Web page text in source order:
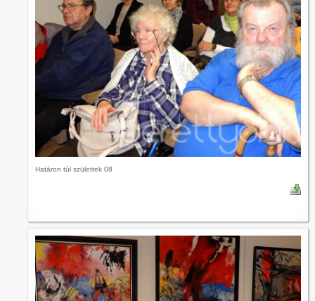
Határon túl születtek 08